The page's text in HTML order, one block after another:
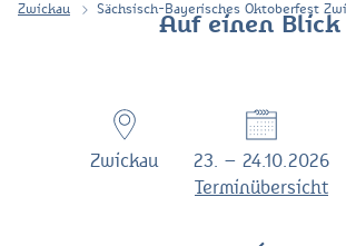
Zwickau Sächsisch-Bayerisches Oktoberfest
Auf einen Blick
Zwickau
23. – 24.10.2026
Terminübersicht